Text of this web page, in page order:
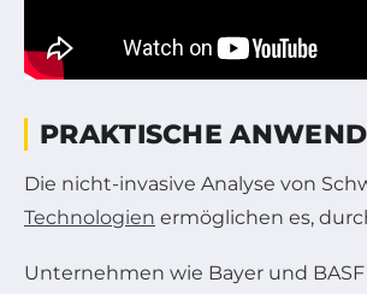
PRAKTISCHE
Die nicht-invasive Analyse von
Technologien ermöglichen es,
Unternehmen wie Bayer und